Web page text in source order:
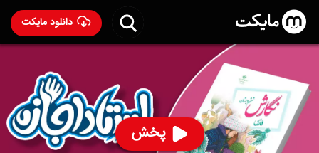
دانلود مایکت
پخش
سریال نگارش فارسی ششم دبستان - استاد اجازه
۳۷ 43%
ساخت ایران سال 1403
رده سنی ۱۳+